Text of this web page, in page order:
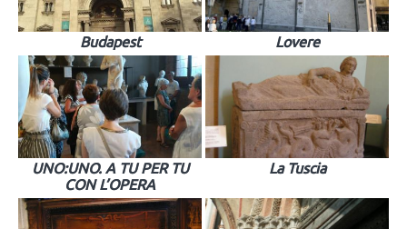
Budapest Lovere
UNO:UNO. A TU PER TU
CON L’OPERA
La Tuscia